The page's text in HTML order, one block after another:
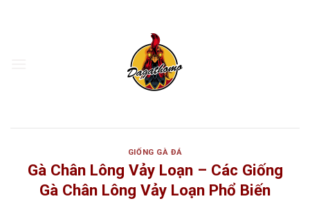
GIỐNG GÀ ĐÁ
Gà Chân Lông Vảy Loạn – Các Giống
Gà Chân Lông Vảy Loạn Phổ Biến